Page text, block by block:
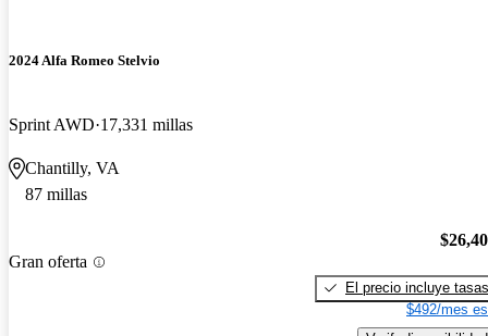
2024 Alfa Romeo Stelvio
Sprint AWD 17,331 millas
Chantilly, VA
87 millas
Gran oferta
El precio incluye tasas
$492/mes